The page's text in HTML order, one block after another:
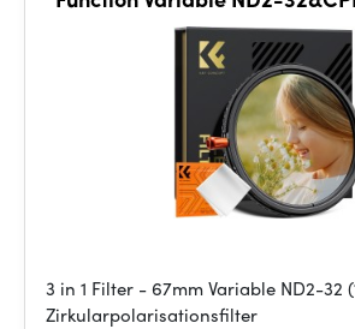
1/4
3 in 1 Filter - 67mm Variable ND2-32
Zirkularpolarisationsfilter